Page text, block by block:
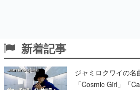
新着記事
ジャミロクワイの名
「Cosmic Girl」「